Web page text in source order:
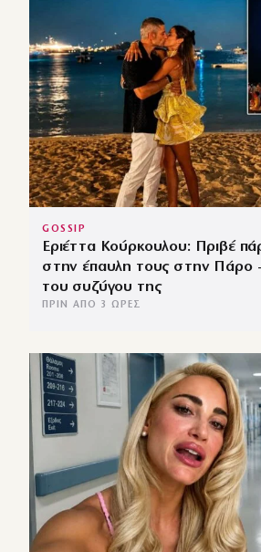
GOSSIP
Εριέττα Κούρκουλου: Πριβέ
στην έπαυλη τους στην Πάρο
του συζύγου της
ΠΡΙΝ ΑΠΌ 3 ΏΡΕΣ